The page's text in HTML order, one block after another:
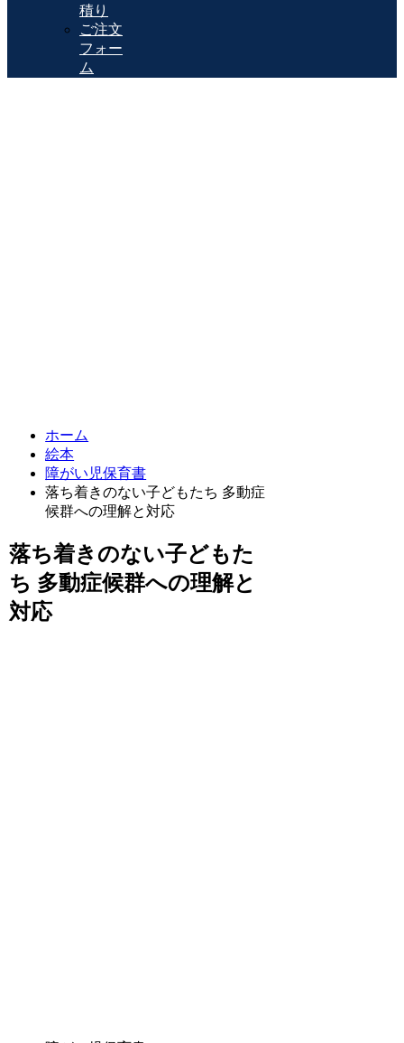
積り
ご注文
フォー
ム
ホーム
絵本
障がい児保育書
落ち着きのない子どもたち 多動症
候群への理解と対応
落ち着きのない子どもた
ち 多動症候群への理解と
対応